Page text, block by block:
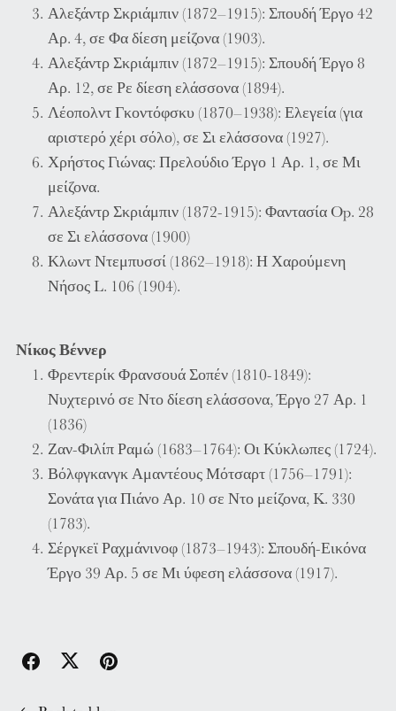
Αλεξάντρ Σκριάμπιν (1872–1915): Σπουδή Έργο 42
Αρ. 4, σε Φα δίεση μείζονα (1903).
Αλεξάντρ Σκριάμπιν (1872–1915): Σπουδή Έργο 8
Αρ. 12, σε Ρε δίεση ελάσσονα (1894).
Λέοπολντ Γκοντόφσκυ (1870–1938): Ελεγεία (για
αριστερό χέρι σόλο), σε Σι ελάσσονα (1927).
Χρήστος Γιώνας: Πρελούδιο Έργο 1 Αρ. 1, σε Μι
μείζονα.
Αλεξάντρ Σκριάμπιν (1872-1915): Φαντασία Op. 28
σε Σι ελάσσονα (1900)
Κλωντ Ντεμπυσσί (1862–1918): Η Χαρούμενη
Νήσος L. 106 (1904).
Νίκος Βέννερ
Φρεντερίκ Φρανσουά Σοπέν (1810-1849):
Νυχτερινό σε Ντο δίεση ελάσσονα, Έργο 27 Αρ. 1
(1836)
Ζαν-Φιλίπ Ραμώ (1683–1764): Οι Κύκλωπες (1724).
Βόλφγκανγκ Αμαντέους Μότσαρτ (1756–1791):
Σονάτα για Πιάνο Αρ. 10 σε Ντο μείζονα, K. 330
(1783).
Σέργκεϊ Ραχμάνινοφ (1873–1943): Σπουδή-Εικόνα
Έργο 39 Αρ. 5 σε Μι ύφεση ελάσσονα (1917).